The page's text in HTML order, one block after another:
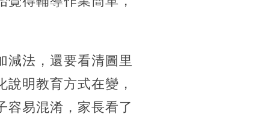
減法，還要看清圖里
明教育方式在變，
容易混淆，家長看了